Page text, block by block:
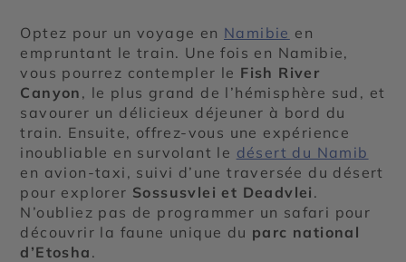
Optez pour un voyage en Namibie en
empruntant le train. Une fois en Namibie,
vous pourrez contempler le Fish River
Canyon , le plus grand de l’hémisphère sud, et
savourer un délicieux déjeuner à bord du
train. Ensuite, offrez-vous une expérience
inoubliable en survolant le désert du Namib
en avion-taxi, suivi d’une traversée du désert
pour explorer Sossusvlei et Deadvlei .
N’oubliez pas de programmer un safari pour
découvrir la faune unique du parc national
d’Etosha .